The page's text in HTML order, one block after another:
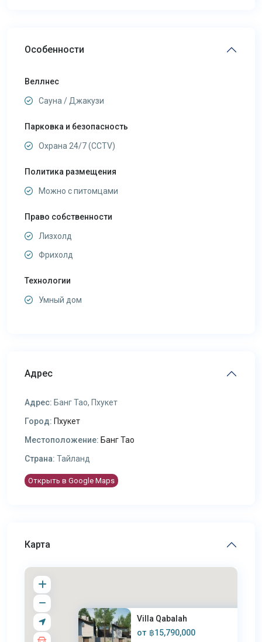
Особенности
Веллнес
Сауна / Джакузи
Парковка и безопасность
Охрана 24/7 (CCTV)
Политика размещения
Можно с питомцами
Право собственности
Лизхолд
Фрихолд
Технологии
Умный дом
Адрес
Адрес: Банг Тао, Пхукет
Город: Пхукет
Местоположение: Банг Тао
Страна: Тайланд
Открыть в Google Maps
Карта
Villa Qabalah
от ฿15,790,000